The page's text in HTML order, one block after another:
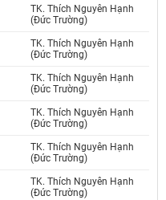
TK. Thích Nguyên Hạnh
(Đức Trường)
TK. Thích Nguyên Hạnh
(Đức Trường)
TK. Thích Nguyên Hạnh
(Đức Trường)
TK. Thích Nguyên Hạnh
(Đức Trường)
TK. Thích Nguyên Hạnh
(Đức Trường)
TK. Thích Nguyên Hạnh
(Đức Trường)